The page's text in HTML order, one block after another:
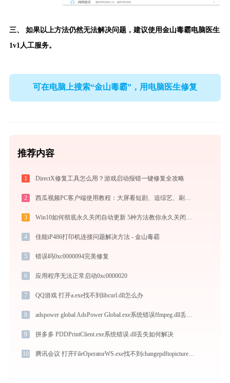
三、 如果以上方法仍然无法解决问题，建议使用金山毒霸电脑医生
1v1人工服务。
可在电脑上搜索“金山毒霸”，用电脑医生修复
推荐内容
1 DirectX修复工具怎么用？游戏启动报错一键修复全攻略
2
3
4 佳能iP486打印机连接问题解决方法 - 金山毒霸
5 错误码0xc0000094完美修复
6 应用程序无法正常启动0xc0000020
7 QQ游戏 打开a.exe找不到libcurl.dll怎么办
8 adspower global AdsPower Global.exe系统错误ffmpeg.dll丢失如何解决
9 拼多多 PDDPrintClient.exe系统错误.dll丢失如何解决
10 腾讯会议 打开FileOperatorWS.exe找不到changepdftopicture.dll怎么办